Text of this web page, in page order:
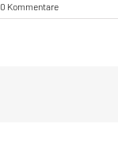
0 Kommentare